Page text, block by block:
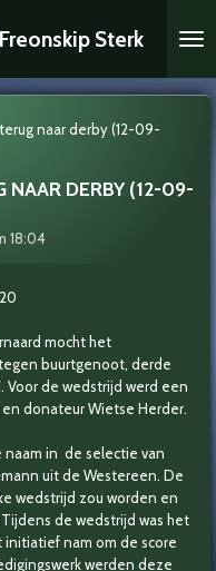
Sterk
naar derby (12-09-
NAAR DERBY (12-09-
18:04
mocht het
buurtgenoot, derde
Voor de wedstrijd werd een
donateur Wietse Herder.
naam in de selectie van
uit de Westereen. De
wedstrijd zou worden en
de wedstrijd was het
nam om de score
werden deze